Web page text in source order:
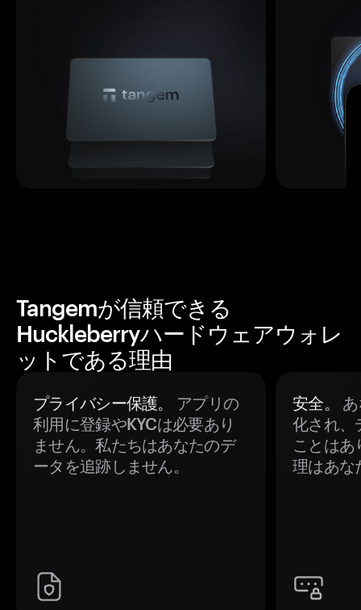
Tangemが信頼できる
Huckleberryハードウェアウォレ
ットである理由
プライバシー保護。
アプリの
利用に登録やKYCは必要あり
ません。私たちはあなたのデ
ータを追跡しません。
安全。
化され、
ことはあ
理はあな